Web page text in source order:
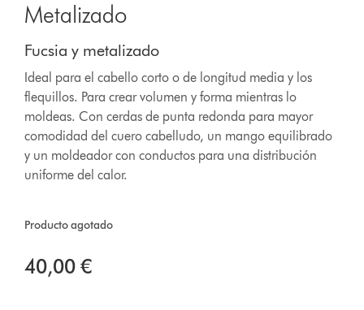
Metalizado
Fucsia y metalizado
Ideal para el cabello corto o de longitud media y los
flequillos. Para crear volumen y forma mientras lo
moldeas. Con cerdas de punta redonda para mayor
comodidad del cuero cabelludo, un mango equilibrado
y un moldeador con conductos para una distribución
uniforme del calor.
Producto agotado
40,00 €